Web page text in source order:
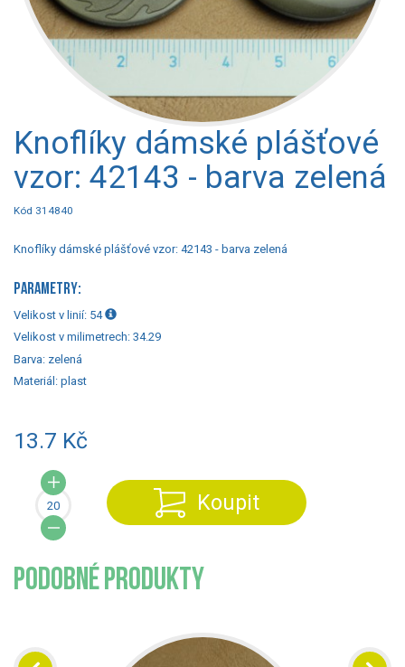
Knoflíky dámské plášťové
vzor: 42143 - barva zelená
Kód 314840
Knoflíky dámské plášťové vzor: 42143 - barva zelená
PARAMETRY:
Velikost v linií: 54
Velikost v milimetrech: 34.29
Barva: zelená
Materiál: plast
13.7 Kč
Koupit
PODOBNÉ PRODUKTY